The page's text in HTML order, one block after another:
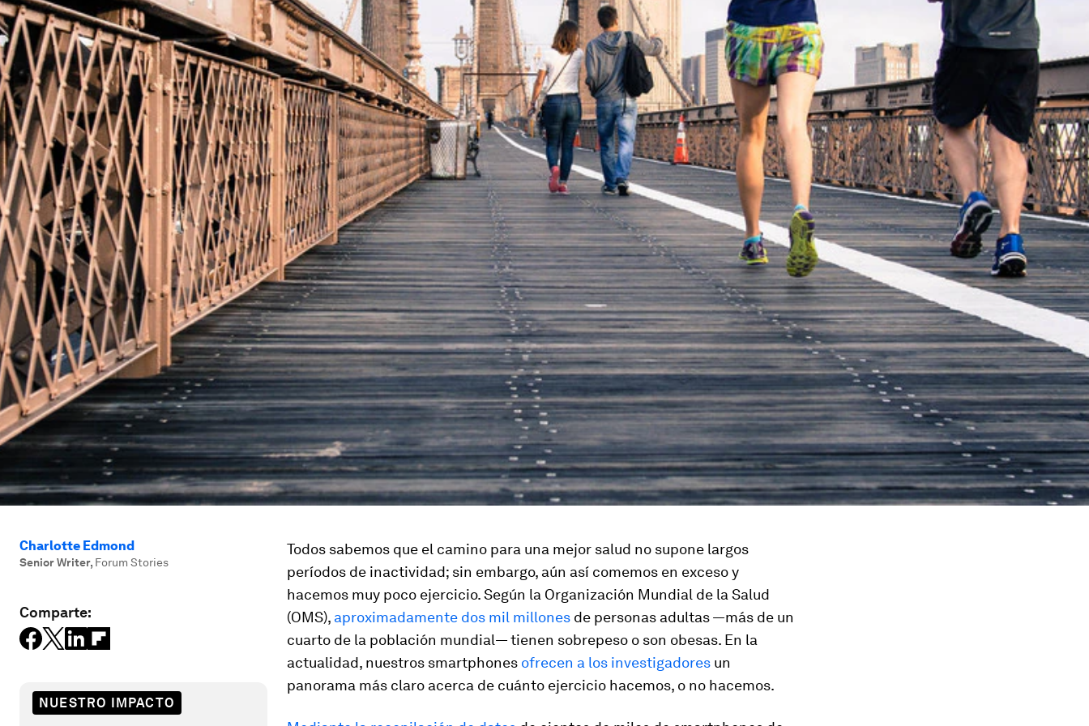
Charlotte Edmond
Senior Writer, Forum Stories
Comparte:
NUESTRO IMPACTO
Todos sabemos que el camino para una mejor salud no supone largos
períodos de inactividad; sin embargo, aún así comemos en exceso y
hacemos muy poco ejercicio. Según la Organización Mundial de la Salud
(OMS), aproximadamente dos mil millones de personas adultas —más de un
cuarto de la población mundial— tienen sobrepeso o son obesas. En la
actualidad, nuestros smartphones ofrecen a los investigadores un
panorama más claro acerca de cuánto ejercicio hacemos, o no hacemos.